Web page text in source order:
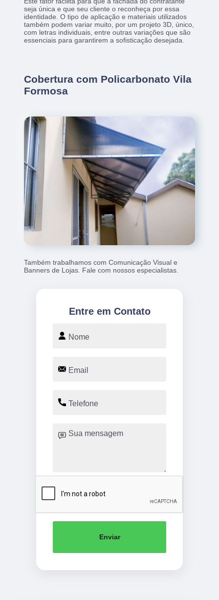
seja única e que seu cliente o reconheça por essa
identidade. O tipo de aplicação e materiais utilizados
também podem variar muito, por um projeto 3D, único,
com letras individuais, entre outras variações que são
essenciais para garantirem a sofisticação desejada.
Cobertura com Policarbonato Vila
Formosa
Também trabalhamos com Comunicação Visual e
Banners de Lojas. Fale com nossos especialistas.
Entre em Contato
Enviar